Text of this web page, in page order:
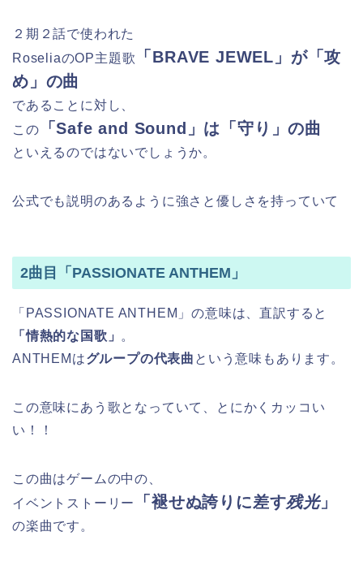
２期２話で使われた
RoseliaのOP主題歌
「BRAVE JEWEL」が「攻
め」の曲
であることに対し、
この
「Safe and Sound」は「守り」の曲
といえるのではないでしょうか。
公式でも説明のあるように強さと優しさを持っていて
2曲目「PASSIONATE ANTHEM」
「PASSIONATE ANTHEM」の意味は、直訳すると
「情熱的な国歌」 。
ANTHEMはグループの代表曲 という意味もあります。
この意味にあう歌となっていて、とにかくカッコい
い！！
この曲はゲームの中の、
イベントストーリー
「褪せぬ誇りに差す残光」
の楽曲です。